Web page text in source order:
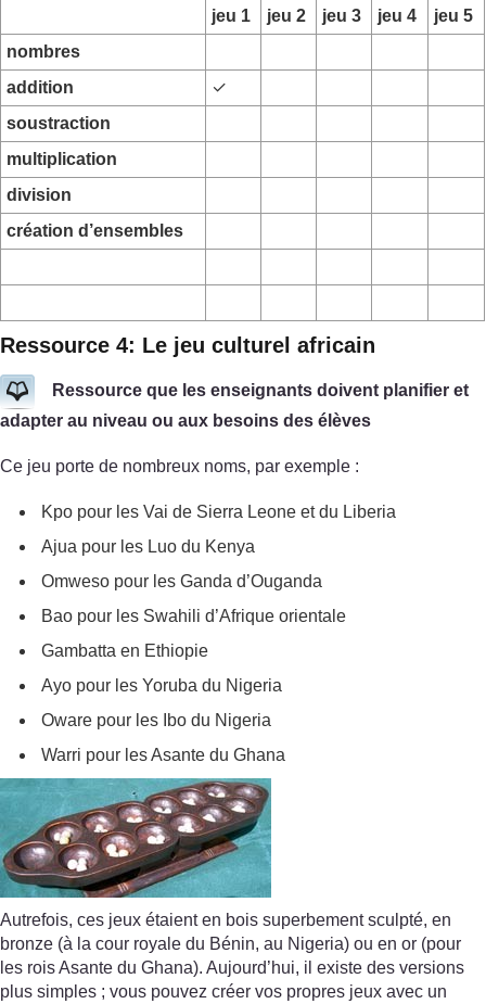
jeu 1 jeu 2 jeu 3 jeu 4
jeu 5
nombres
addition
✓
soustraction
multiplication
division
création d’ensembles
Ressource 4: Le jeu culturel africain
Ressource que les enseignants doivent planifier et
adapter au niveau ou aux besoins des élèves
Ce jeu porte de nombreux noms, par exemple :
Kpo pour les Vai de Sierra Leone et du Liberia
Ajua pour les Luo du Kenya
Omweso pour les Ganda d’Ouganda
Bao pour les Swahili d’Afrique orientale
Gambatta en Ethiopie
Ayo pour les Yoruba du Nigeria
Oware pour les Ibo du Nigeria
Warri pour les Asante du Ghana
Autrefois, ces jeux étaient en bois superbement sculpté, en
bronze (à la cour royale du Bénin, au Nigeria) ou en or (pour
les rois Asante du Ghana). Aujourd’hui, il existe des versions
plus simples ; vous pouvez créer vos propres jeux avec un